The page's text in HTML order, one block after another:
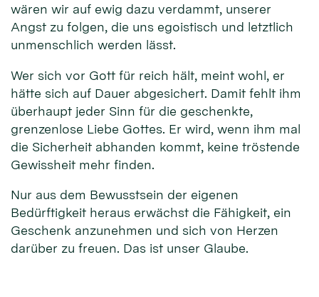
wären wir auf ewig dazu verdammt, unserer
Angst zu folgen, die uns egoistisch und letztlich
unmenschlich werden lässt.
Wer sich vor Gott für reich hält, meint wohl, er
hätte sich auf Dauer abgesichert. Damit fehlt ihm
überhaupt jeder Sinn für die geschenkte,
grenzenlose Liebe Gottes. Er wird, wenn ihm mal
die Sicherheit abhanden kommt, keine tröstende
Gewissheit mehr finden.
Nur aus dem Bewusstsein der eigenen
Bedürftigkeit heraus erwächst die Fähigkeit, ein
Geschenk anzunehmen und sich von Herzen
darüber zu freuen. Das ist unser Glaube.